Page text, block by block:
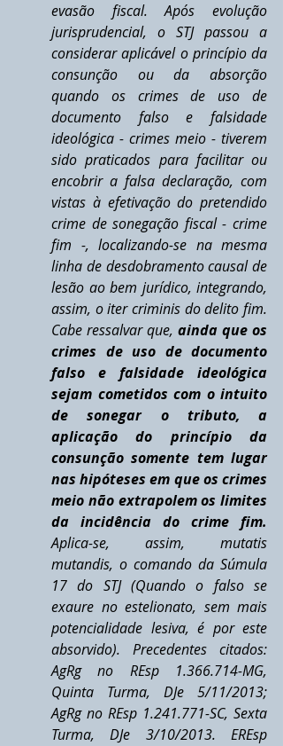
evasão fiscal. Após evolução
jurisprudencial, o STJ passou a
considerar aplicável o princípio da
consunção ou da absorção
quando os crimes de uso de
documento falso e falsidade
ideológica - crimes meio - tiverem
sido praticados para facilitar ou
encobrir a falsa declaração, com
vistas à efetivação do pretendido
crime de sonegação fiscal - crime
fim -, localizando-se na mesma
linha de desdobramento causal de
lesão ao bem jurídico, integrando,
assim, o iter criminis do delito fim.
Cabe ressalvar que, ainda que os
crimes de uso de documento
falso e falsidade ideológica
sejam cometidos com o intuito
de sonegar o tributo, a
aplicação do princípio da
consunção somente tem lugar
nas hipóteses em que os crimes
meio não extrapolem os limites
da incidência do crime fim.
Aplica-se, assim, mutatis
mutandis, o comando da Súmula
17 do STJ (Quando o falso se
exaure no estelionato, sem mais
potencialidade lesiva, é por este
absorvido). Precedentes citados:
AgRg no REsp 1.366.714-MG,
Quinta Turma, DJe 5/11/2013;
AgRg no REsp 1.241.771-SC, Sexta
Turma, DJe 3/10/2013. EREsp